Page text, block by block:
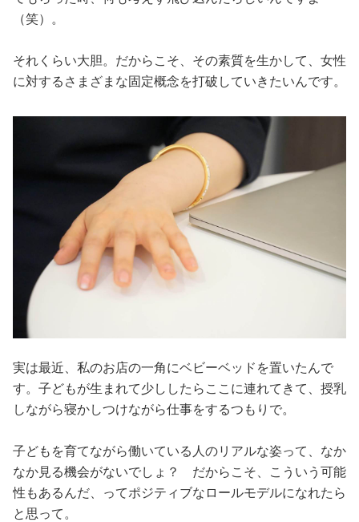
（笑）。
それくらい大胆。だからこそ、その素質を生かして、女性
に対するさまざまな固定概念を打破していきたいんです。
実は最近、私のお店の一角にベビーベッドを置いたんで
す。子どもが生まれて少ししたらここに連れてきて、授乳
しながら寝かしつけながら仕事をするつもりで。
子どもを育てながら働いている人のリアルな姿って、なか
なか見る機会がないでしょ？ だからこそ、こういう可能
性もあるんだ、ってポジティブなロールモデルになれたら
と思って。